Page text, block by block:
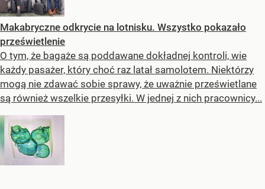
Makabryczne odkrycie na lotnisku. Wszystko pokazało
prześwietlenie
O tym, że bagaże są poddawane dokładnej kontroli, wie
każdy pasażer, który choć raz latał samolotem. Niektórzy
mogą nie zdawać sobie sprawy, że uważnie prześwietlane
są również wszelkie przesyłki. W jednej z nich pracownicy...